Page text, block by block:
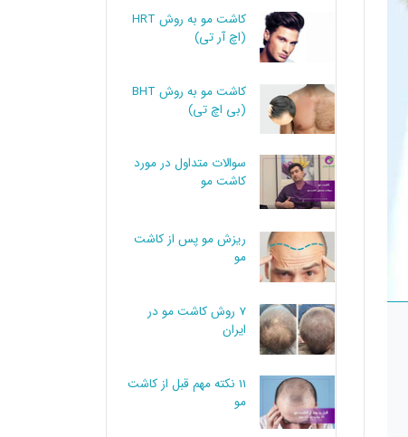
کاشت مو به روش HRT
(اچ آر تی)
کاشت مو به روش BHT
(بی اچ تی)
سوالات متداول در مورد
کاشت مو
ریزش مو پس از کاشت
مو
7 روش کاشت مو در
ایران
11 نکته مهم قبل از کاشت
مو